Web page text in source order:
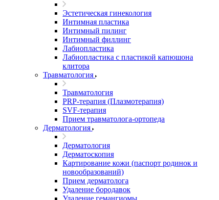
Эстетическая гинекология
Интимная пластика
Интимный пилинг
Интимный филлинг
Лабиопластика
Лабиопластика с пластикой капюшона
клитора
Травматология
Травматология
PRP-терапия (Плазмотерапия)
SVF-терапия
Прием травматолога-ортопеда
Дерматология
Дерматология
Дерматоскопия
Картирование кожи (паспорт родинок и
новообразований)
Прием дерматолога
Удаление бородавок
Удаление гемангиомы